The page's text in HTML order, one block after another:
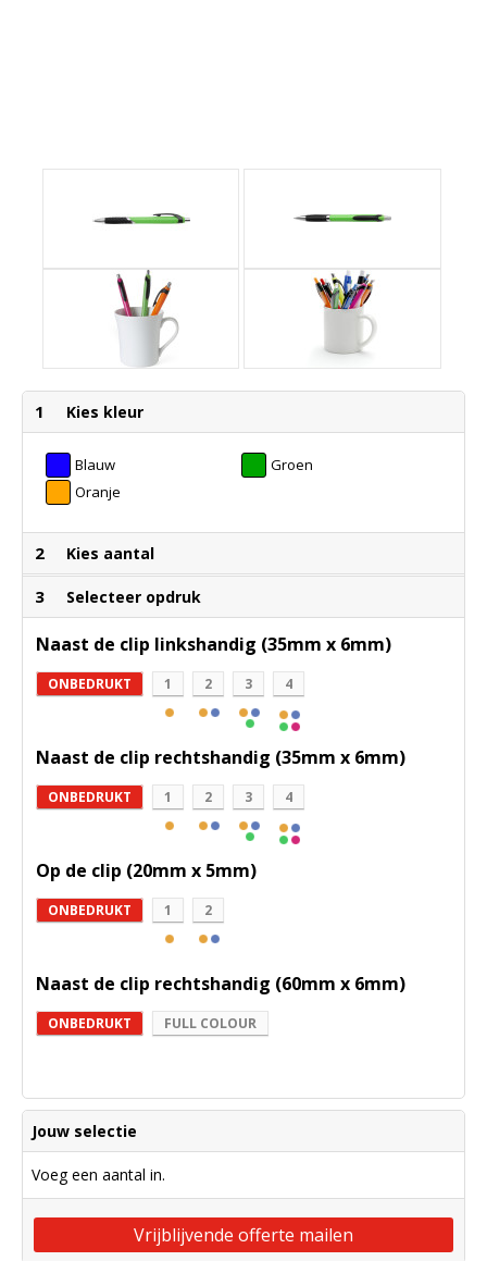
1 Kies kleur
Blauw
Groen
Oranje
2 Kies aantal
3 Selecteer opdruk
Naast de clip linkshandig (35mm x 6mm)
ONBEDRUKT 1 2 3 4
Naast de clip rechtshandig (35mm x 6mm)
ONBEDRUKT 1 2 3 4
Op de clip (20mm x 5mm)
ONBEDRUKT 1 2
Naast de clip rechtshandig (60mm x 6mm)
ONBEDRUKT FULL COLOUR
Jouw selectie
Voeg een aantal in.
Vrijblijvende offerte mailen